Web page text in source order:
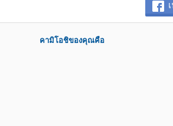
คามิโอชิของคุณคือ